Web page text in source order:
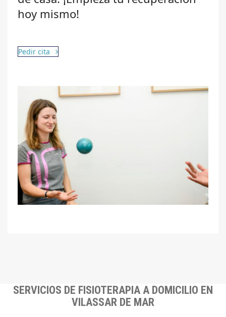
hoy mismo!
Pedir cita
SERVICIOS DE FISIOTERAPIA A DOMICILIO EN
VILASSAR DE MAR